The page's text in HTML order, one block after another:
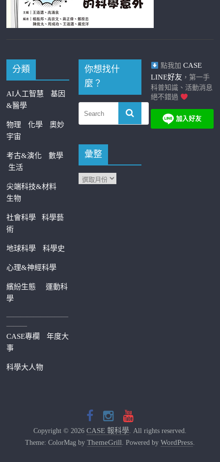
分類
AI人工智慧
基因
&醫學
物理 化學
奧妙
宇宙
考古&演化
數學
生活
尖端科技&材料
生物
社會科學科學藝
術
地球科學 科學史
心理&神經科學
繽紛生態運動科
學
—————————
———
CASE專欄
年度大
事
科學大人物
你想找什
麼？
彙整
點我加 CASE
LINE好友 ，第一手
科普知識、活動消息
絕不錯過
Copyright © 2026 CASE 報科學. All rights reserved.
Theme: ColorMag by ThemeGrill. Powered by WordPress.